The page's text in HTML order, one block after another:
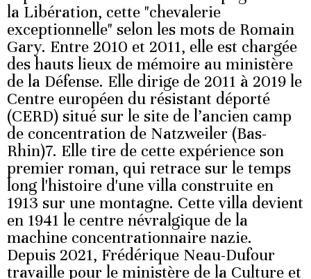
la Libération, cette "chevalerie
exceptionnelle" selon les mots de Romain
Gary. Entre 2010 et 2011, elle est chargée
des hauts lieux de mémoire au ministère
de la Défense. Elle dirige de 2011 à 2019 le
Centre européen du résistant déporté
(CERD) situé sur le site de l’ancien camp
de concentration de Natzweiler (Bas-
Rhin)7. Elle tire de cette expérience son
premier roman, qui retrace sur le temps
long l'histoire d'une villa construite en
1913 sur une montagne. Cette villa devient
en 1941 le centre névralgique de la
machine concentrationnaire nazie.
Depuis 2021, Frédérique Neau-Dufour
travaille pour le ministère de la Culture et